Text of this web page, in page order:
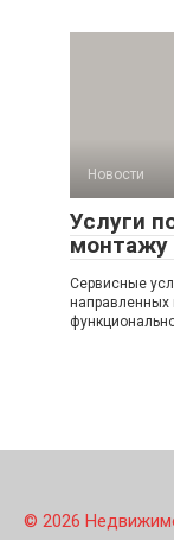
Новости
Услуги
монтажу
Сервисные
направленных
© 2026